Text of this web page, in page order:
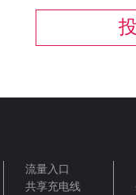
流量入口
共享充电线